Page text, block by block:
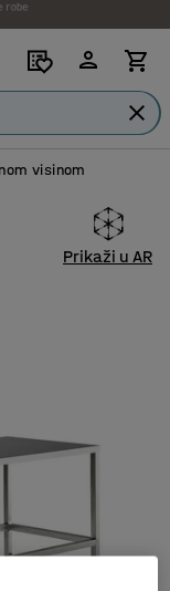
visinom
Prikaži u AR